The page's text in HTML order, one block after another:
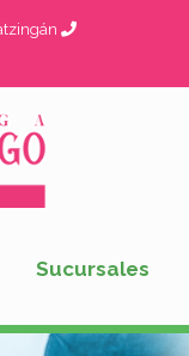
Sucursales